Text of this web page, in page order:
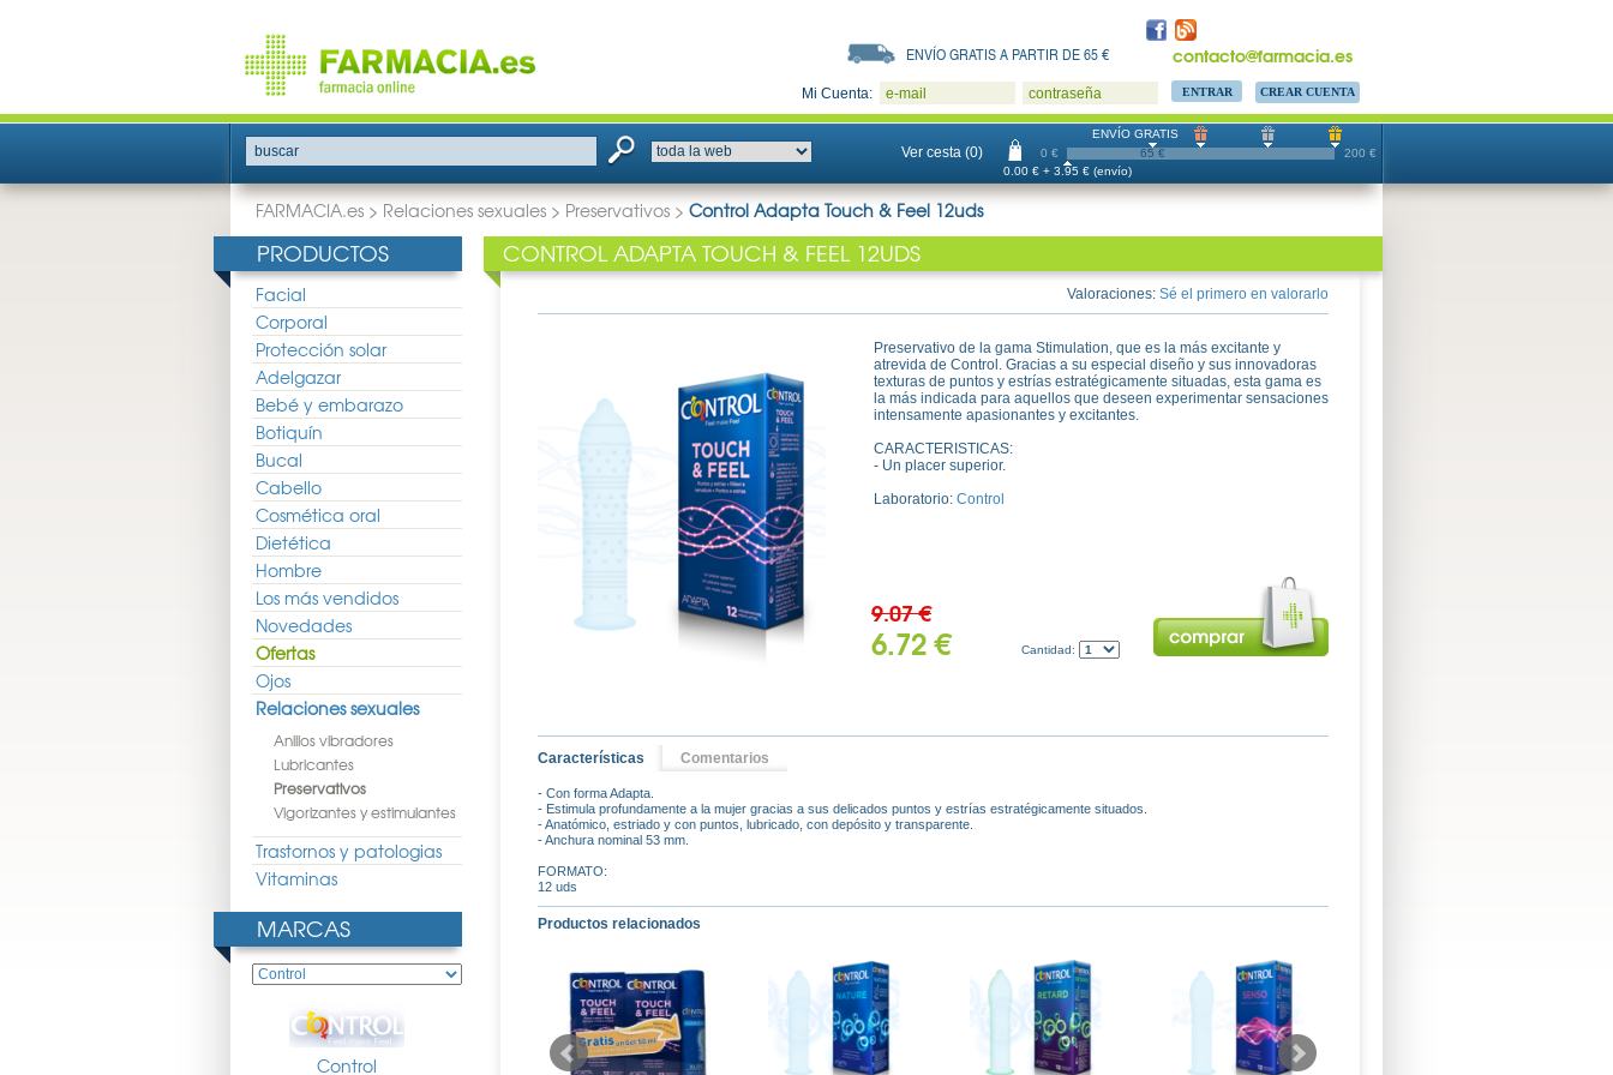
contacto@farmacia.es
ENVÍO GRATIS A PARTIR DE 65 €
Mi Cuenta: e-mail contraseña CREAR CUENTA
buscar Ver cesta (0) 0 € 200 €
ENVÍO GRATIS
65 €
0.00 € + 3.95 € (envío)
FARMACIA.es > Relaciones sexuales > Preservativos > Control Adapta Touch & Feel 12uds
PRODUCTOS
Facial
Corporal
Protección solar
Adelgazar
Bebé y embarazo
Botiquín
Bucal
Cabello
Cosmética oral
Dietética
Hombre
Los más vendidos
Novedades
Ofertas
Ojos
Relaciones sexuales
Anillos vibradores
Lubricantes
Preservativos
Vigorizantes y estimulantes
Trastornos y patologias
Vitaminas
MARCAS
Control
CONTROL ADAPTA TOUCH & FEEL 12UDS
Valoraciones: Sé el primero en valorarlo
Preservativo de la gama Stimulation, que es la más excitante y
atrevida de Control. Gracias a su especial diseño y sus innovadoras
texturas de puntos y estrías estratégicamente situadas, esta gama es
la más indicada para aquellos que deseen experimentar sensaciones
intensamente apasionantes y excitantes.
CARACTERISTICAS:
- Un placer superior.
Laboratorio: Control
9.07 €
6.72 € Cantidad:
Características Comentarios
- Con forma Adapta.
- Estimula profundamente a la mujer gracias a sus delicados puntos y estrías estratégicamente situados.
- Anatómico, estriado y con puntos, lubricado, con depósito y transparente.
- Anchura nominal 53 mm.
FORMATO:
12 uds
Productos relacionados